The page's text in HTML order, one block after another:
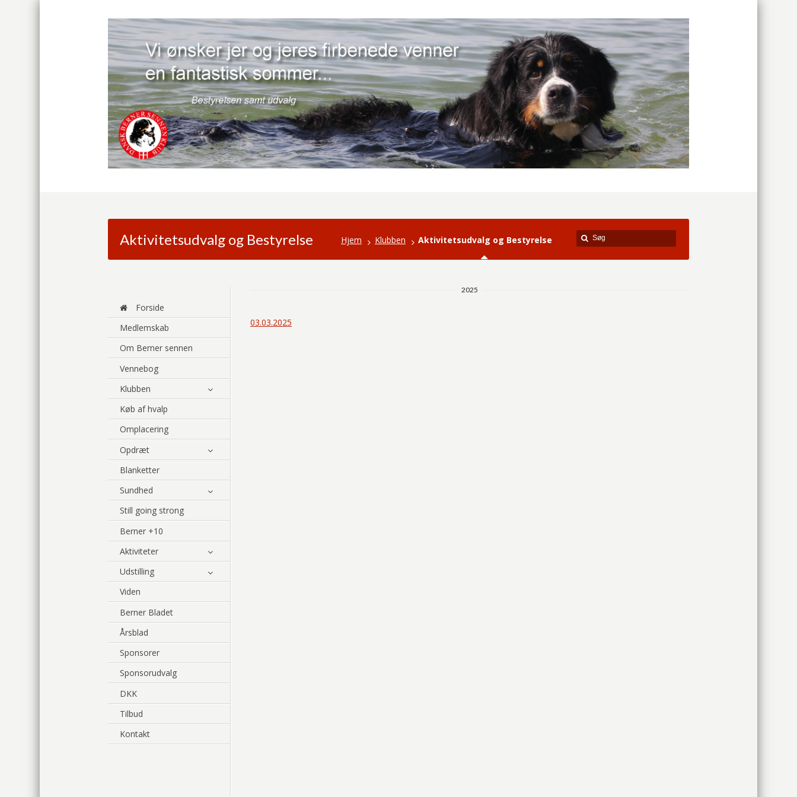
Aktivitetsudvalg og Bestyrelse Hjem Klubben Aktivitetsudvalg og Bestyrelse
Forside
Medlemskab
Om Berner sennen
Vennebog
Klubben
Køb af hvalp
Omplacering
Opdræt
Blanketter
Sundhed
Still going strong
Berner +10
Aktiviteter
Udstilling
Viden
Berner Bladet
Årsblad
Sponsorer
Sponsorudvalg
DKK
Tilbud
Kontakt
2025
03.03.2025